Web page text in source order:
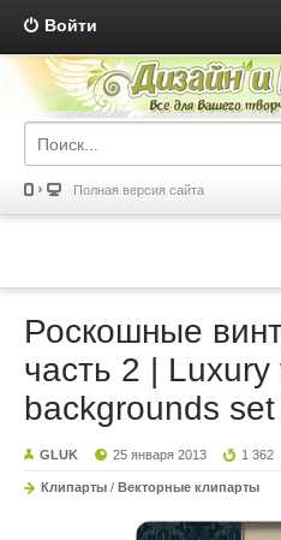
Войти
Полная версия сайта
Роскошные
часть 2 |
backgrounds
GLUK 25 января 2013 1 362
Клипарты / Векторные клипарты